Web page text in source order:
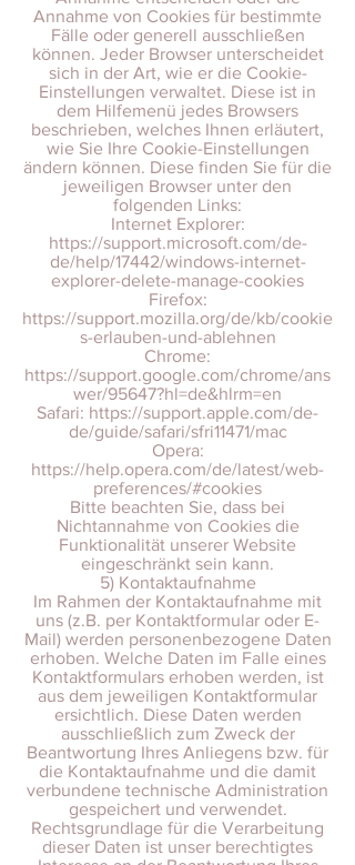
Annahme von Cookies für bestimmte
Fälle oder generell ausschließen
können. Jeder Browser unterscheidet
sich in der Art, wie er die Cookie-
Einstellungen verwaltet. Diese ist in
dem Hilfemenü jedes Browsers
beschrieben, welches Ihnen erläutert,
wie Sie Ihre Cookie-Einstellungen
ändern können. Diese finden Sie für die
jeweiligen Browser unter den
folgenden Links:
Internet Explorer:
https://support.microsoft.com/de-
de/help/17442/windows-internet-
explorer-delete-manage-cookies
Firefox:
https://support.mozilla.org/de/kb/cookie
s-erlauben-und-ablehnen
Chrome:
https://support.google.com/chrome/ans
wer/95647?hl=de&hlrm=en
Safari: https://support.apple.com/de-
de/guide/safari/sfri11471/mac
Opera:
https://help.opera.com/de/latest/web-
preferences/#cookies
Bitte beachten Sie, dass bei
Nichtannahme von Cookies die
Funktionalität unserer Website
eingeschränkt sein kann.
5) Kontaktaufnahme
Im Rahmen der Kontaktaufnahme mit
uns (z.B. per Kontaktformular oder E-
Mail) werden personenbezogene Daten
erhoben. Welche Daten im Falle eines
Kontaktformulars erhoben werden, ist
aus dem jeweiligen Kontaktformular
ersichtlich. Diese Daten werden
ausschließlich zum Zweck der
Beantwortung Ihres Anliegens bzw. für
die Kontaktaufnahme und die damit
verbundene technische Administration
gespeichert und verwendet.
Rechtsgrundlage für die Verarbeitung
dieser Daten ist unser berechtigtes